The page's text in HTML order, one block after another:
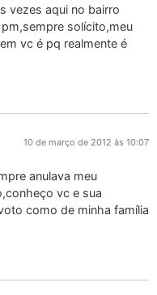
vezes aqui no bairro
solícito,meu
vc é pq realmente é
10 de março de 2012 às 10:07
anulava meu
vc e sua
como de minha família